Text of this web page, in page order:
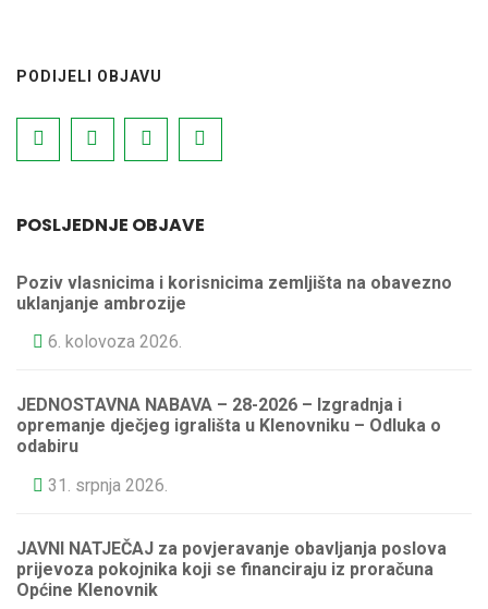
PODIJELI OBJAVU
POSLJEDNJE OBJAVE
Poziv vlasnicima i korisnicima zemljišta na obavezno
uklanjanje ambrozije
6. kolovoza 2026.
JEDNOSTAVNA NABAVA – 28-2026 – Izgradnja i
opremanje dječjeg igrališta u Klenovniku – Odluka o
odabiru
31. srpnja 2026.
JAVNI NATJEČAJ za povjeravanje obavljanja poslova
prijevoza pokojnika koji se financiraju iz proračuna
Općine Klenovnik